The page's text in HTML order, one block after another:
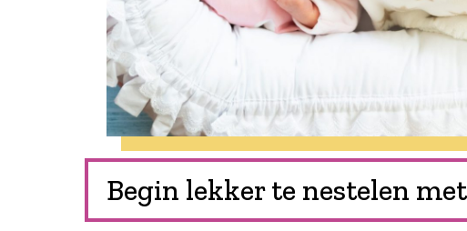
Begin lekker te nestelen